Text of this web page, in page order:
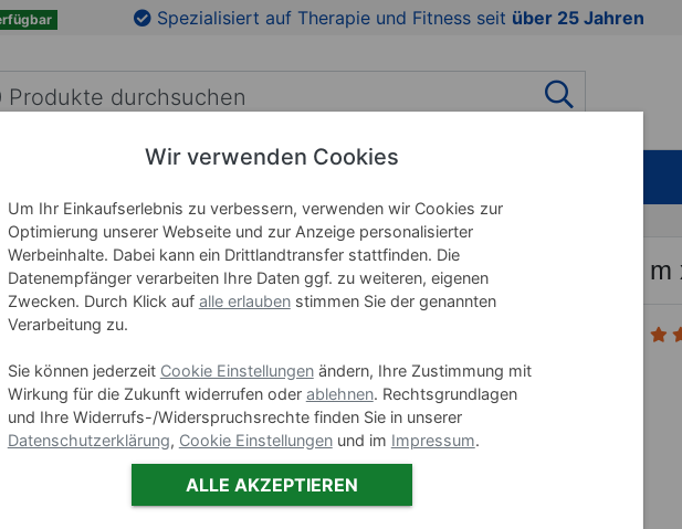
Zu den Produktbildern springen
Spezialisiert auf Therapie und Fitness seit über 25 Jahren
Leukotape K, LxB 5
Größe
5 m x 2,5 cm
Ausführung
Wir verwenden Cookies
Um Ihr Einkaufserlebnis zu verbessern, verwenden wir Cookies zur
Optimierung unserer Webseite und zur Anzeige personalisierter
Werbeinhalte. Dabei kann ein Drittlandtransfer stattfinden. Die
Datenempfänger verarbeiten Ihre Daten ggf. zu weiteren, eigenen
Zwecken. Durch Klick auf alle erlaubenstimmen Sie der genannten
Verarbeitung zu.
Sie können jederzeit Cookie Einstellungenändern, Ihre Zustimmung mit
Wirkung für die Zukunft widerrufen oder ablehnen. Rechtsgrundlagen
und Ihre Widerrufs-/Widerspruchsrechte finden Sie in unserer
Datenschutzerklärung, Cookie Einstellungenund im Impressum.
ALLE AKZEPTIEREN